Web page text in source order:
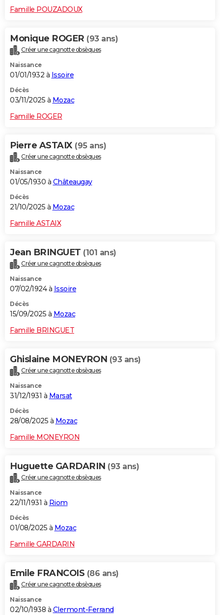
Famille POUZADOUX
Monique ROGER (93 ans)
Créer une cagnotte obsèques
Naissance
01/01/1932 à Issoire
Décès
03/11/2025 à Mozac
Famille ROGER
Pierre ASTAIX (95 ans)
Créer une cagnotte obsèques
Naissance
01/05/1930 à Châteaugay
Décès
21/10/2025 à Mozac
Famille ASTAIX
Jean BRINGUET (101 ans)
Créer une cagnotte obsèques
Naissance
07/02/1924 à Issoire
Décès
15/09/2025 à Mozac
Famille BRINGUET
Ghislaine MONEYRON (93 ans)
Créer une cagnotte obsèques
Naissance
31/12/1931 à Marsat
Décès
28/08/2025 à Mozac
Famille MONEYRON
Huguette GARDARIN (93 ans)
Créer une cagnotte obsèques
Naissance
22/11/1931 à Riom
Décès
01/08/2025 à Mozac
Famille GARDARIN
Emile FRANCOIS (86 ans)
Créer une cagnotte obsèques
Naissance
02/10/1938 à Clermont-Ferrand